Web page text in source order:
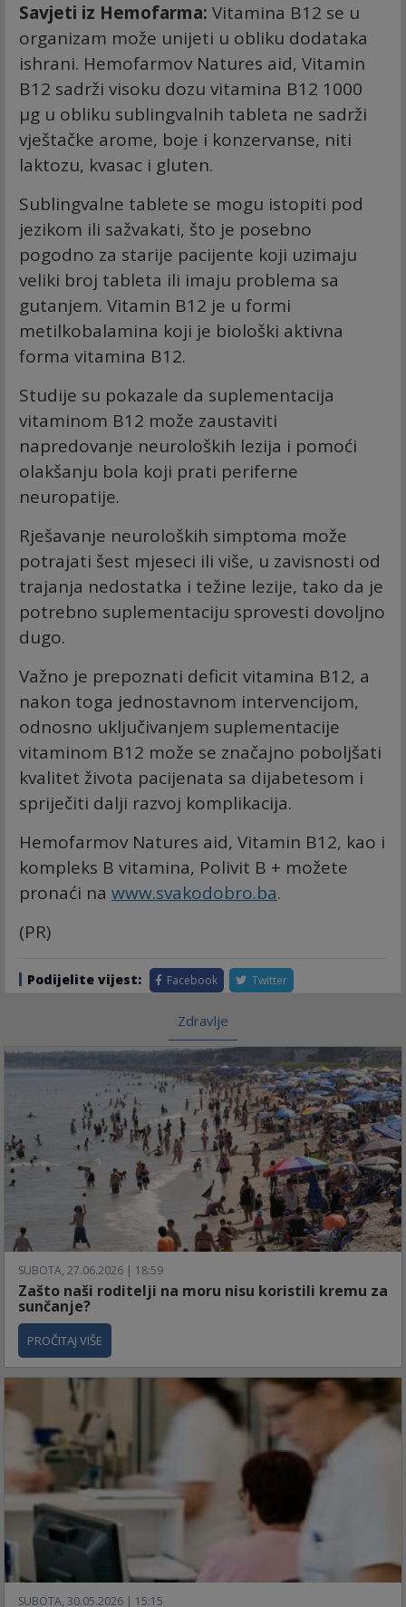
Savjeti iz Hemofarma: Vitamina B12 se u
organizam može unijeti u obliku dodataka
ishrani. Hemofarmov Natures aid, Vitamin
B12 sadrži visoku dozu vitamina B12 1000
µg u obliku sublingvalnih tableta ne sadrži
vještačke arome, boje i konzervanse, niti
laktozu, kvasac i gluten.
Sublingvalne tablete se mogu istopiti pod
jezikom ili sažvakati, što je posebno
pogodno za starije pacijente koji uzimaju
veliki broj tableta ili imaju problema sa
gutanjem. Vitamin B12 je u formi
metilkobalamina koji je biološki aktivna
forma vitamina B12.
Studije su pokazale da suplementacija
vitaminom B12 može zaustaviti
napredovanje neuroloških lezija i pomoći
olakšanju bola koji prati periferne
neuropatije.
Rješavanje neuroloških simptoma može
potrajati šest mjeseci ili više, u zavisnosti od
trajanja nedostatka i težine lezije, tako da je
potrebno suplementaciju sprovesti dovoljno
dugo.
Važno je prepoznati deficit vitamina B12, a
nakon toga jednostavnom intervencijom,
odnosno uključivanjem suplementacije
vitaminom B12 može se značajno poboljšati
kvalitet života pacijenata sa dijabetesom i
spriječiti dalji razvoj komplikacija.
Hemofarmov Natures aid, Vitamin B12, kao i
kompleks B vitamina, Polivit B + možete
pronaći na www.svakodobro.ba.
(PR)
Podijelite vijest: Facebook Twitter
Zdravlje
SUBOTA, 27.06.2026 | 18:59
Zašto naši roditelji na moru nisu koristili kremu za
sunčanje?
PROČITAJ VIŠE
SUBOTA, 30.05.2026 | 15:15